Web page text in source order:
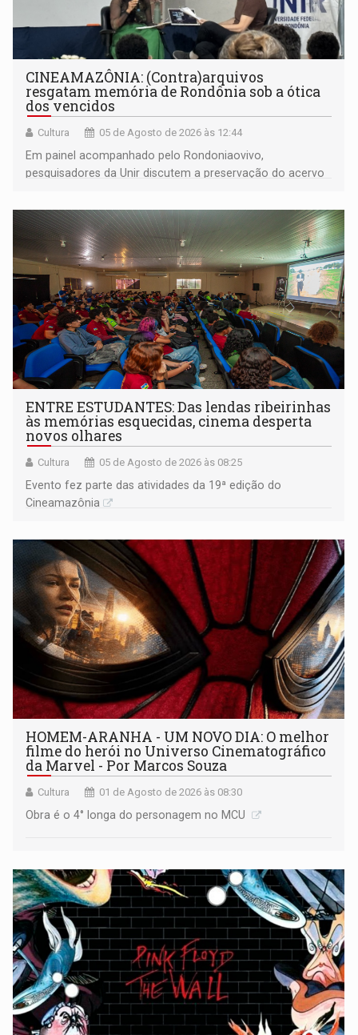
CINEAMAZÔNIA: (Contra)arquivos
resgatam memória de Rondônia sob a ótica
dos vencidos
Cultura 05 de Agosto de 2026 às 12:44
Em painel acompanhado pelo Rondoniaovivo,
pesquisadores da Unir discutem a preservação do acervo
memória como bússola para o futuro
ENTRE ESTUDANTES: Das lendas ribeirinhas
às memórias esquecidas, cinema desperta
novos olhares
Cultura 05 de Agosto de 2026 às 08:25
Evento fez parte das atividades da 19ª edição do
Cineamazônia
HOMEM-ARANHA - UM NOVO DIA: O melhor
filme do herói no Universo Cinematográfico
da Marvel - Por Marcos Souza
Cultura 01 de Agosto de 2026 às 08:30
Obra é o 4° longa do personagem no MCU